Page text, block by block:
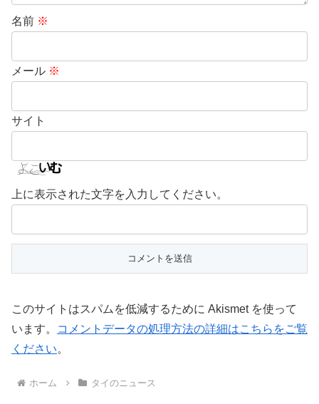
名前 ※
メール ※
サイト
上に表示された文字を入力してください。
このサイトはスパムを低減するために Akismet を使って
います。
コメントデータの処理方法の詳細はこちらをご覧
ください。
ホーム タイのニュース